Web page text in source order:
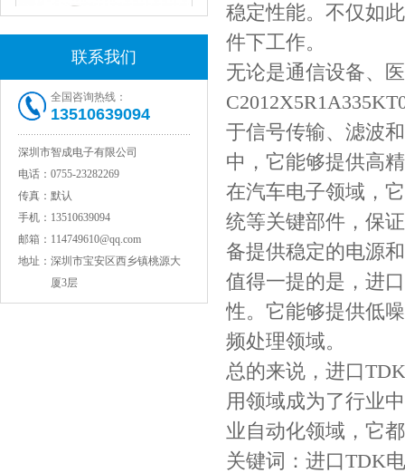
联系我们
全国咨询热线：
13510639094
深圳市智成电子有限公司
电话： 0755-23282269
传真： 默认
手机： 13510639094
邮箱： 114749610@qq.com
地址： 深圳市宝安区西乡镇桃源大
厦3层
稳定性能。不仅如
件下工作。
无论是通信设备、
于信号传输、滤波
中，它能够提供高
在汽车电子领域，
统等关键部件，保
备提供稳定的电源
值得一提的是，进
性。它能够提供低
频处理领域。
总的来说，进口
用领域成为了行业
业自动化领域，它
关键词：进口TDK